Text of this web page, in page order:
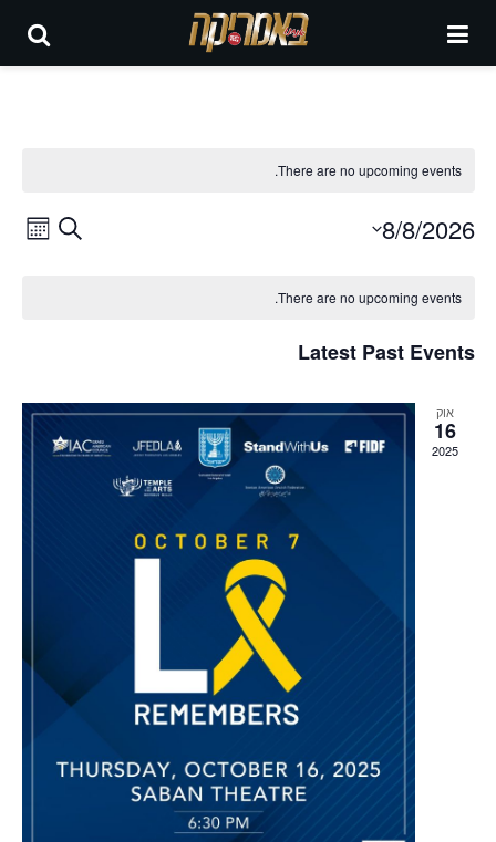
There are no upcoming events.
Events
Search 8/8/2026
Calendar
Events
There are no upcoming events.
Latest Past Events
אוק
16
2025